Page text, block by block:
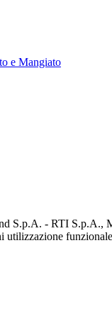
e Mangiato
- RTI S.p.A.,